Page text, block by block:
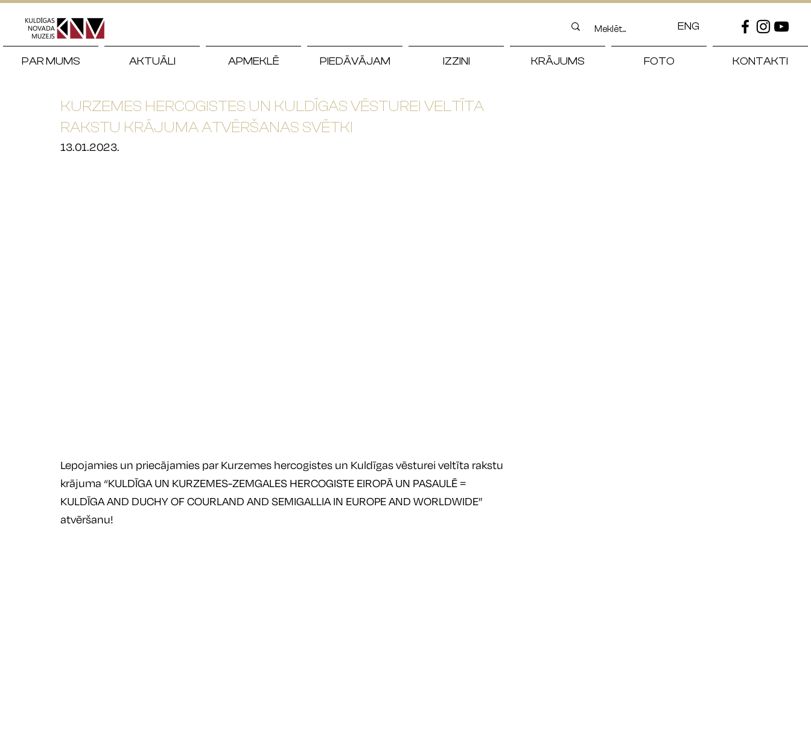
ENG
PAR MUMS AKTUĀLI APMEKLĒ PIEDĀVĀJAM IZZINI KRĀJUMS FOTO KONTAKTI
KURZEMES HERCOGISTES UN KULDĪGAS VĒSTUREI VELTĪTA
RAKSTU KRĀJUMA ATVĒRŠANAS SVĒTKI
13.01.2023.
Lepojamies un priecājamies par Kurzemes hercogistes un Kuldīgas vēsturei veltīta rakstu
krājuma “KULDĪGA UN KURZEMES-ZEMGALES HERCOGISTE EIROPĀ UN PASAULĒ =
KULDĪGA AND DUCHY OF COURLAND AND SEMIGALLIA IN EUROPE AND WORLDWIDE”
atvēršanu!